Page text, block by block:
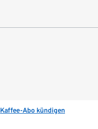
Kaffee-Abo kündigen